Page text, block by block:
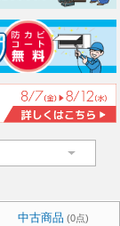
中古商品 (0点)